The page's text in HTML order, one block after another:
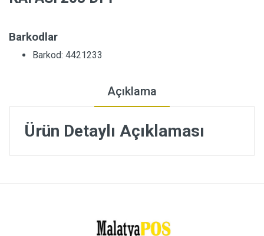
Barkodlar
Barkod: 4421233
Açıklama
Ürün Detaylı Açıklaması